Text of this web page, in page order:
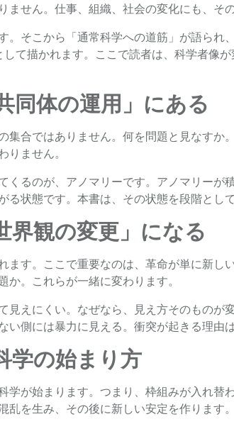
せん。仕事、組織、社会の変化にも、そ
そこから「通常科学への道筋」が語ら
て描かれます。ここで読者は、科学者像
同体の運用」にある
合ではありません。何を問題と見なす
ません。
るのが、アノマリーです。アノマリー
状態です。本書は、その状態を段階として
界観の変更」になる
す。ここで重要なのは、革命が単に新
。これらが一緒に変わります。
えにくい。なぜなら、見え方そのもの
側には暴力に見える。衝突が起きる理由
学の始まり方
が始まります。つまり、枠組みが入れ
を生み、その後に新しい安定を作ります。